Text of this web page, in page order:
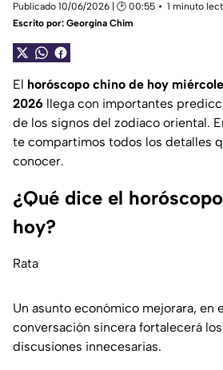
Publicado 10/06/2026 | 🕑 00:55
1 minuto
Escrito por: Georgina Chim
El horóscopo chino de hoy
2026 llega con importantes
de los signos del zodiaco oriental.
te compartimos todos los detalles
conocer.
¿Qué dice el
hoy?
Rata
Un asunto económico mejorara, en
conversación sincera fortalecerá
discusiones innecesarias.